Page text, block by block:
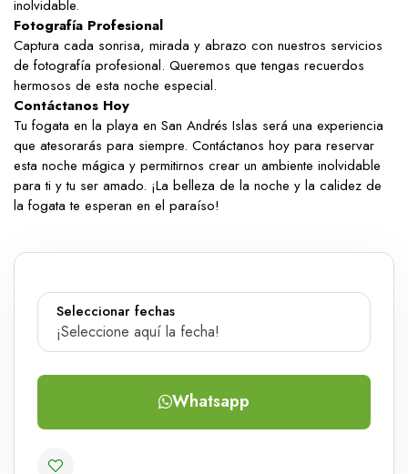
inolvidable.
Fotografía Profesional
Captura cada sonrisa, mirada y abrazo con nuestros servicios
de fotografía profesional. Queremos que tengas recuerdos
hermosos de esta noche especial.
Contáctanos Hoy
Tu fogata en la playa en San Andrés Islas será una experiencia
que atesorarás para siempre. Contáctanos hoy para reservar
esta noche mágica y permitirnos crear un ambiente inolvidable
para ti y tu ser amado. ¡La belleza de la noche y la calidez de
la fogata te esperan en el paraíso!
Seleccionar fechas
¡Seleccione aquí la fecha!
Whatsapp